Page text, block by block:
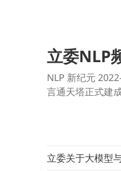
立委NLP
NLP 新纪元
言通天塔正式建
立委关于大模型